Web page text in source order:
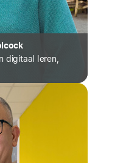
digitaal leren,